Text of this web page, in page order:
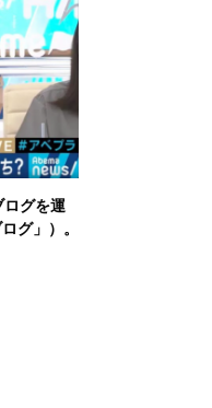
ログを運
グ」）。